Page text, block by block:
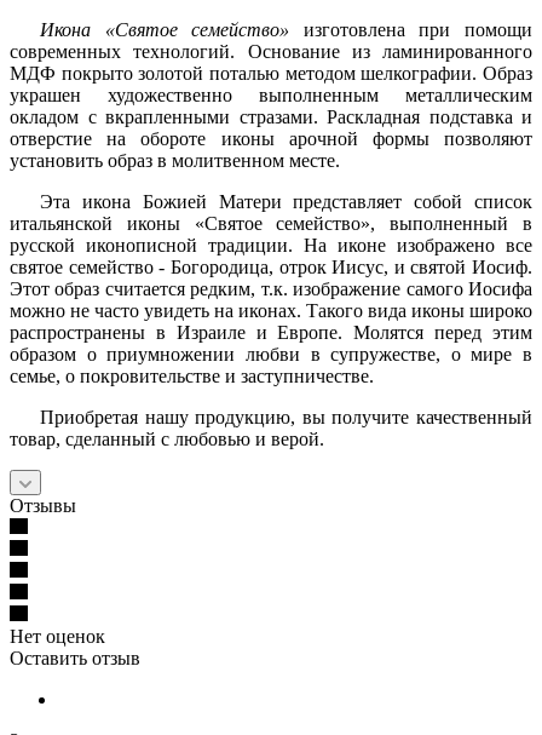
Икона «Святое семейство» изготовлена при помощи
современных технологий. Основание из ламинированного
МДФ покрыто золотой поталью методом шелкографии. Образ
украшен художественно выполненным металлическим
окладом с вкрапленными стразами. Раскладная подставка и
отверстие на обороте иконы арочной формы позволяют
установить образ в молитвенном месте.
Эта икона Божией Матери представляет собой список
итальянской иконы «Святое семейство», выполненный в
русской иконописной традиции. На иконе изображено все
святое семейство - Богородица, отрок Иисус, и святой Иосиф.
Этот образ считается редким, т.к. изображение самого Иосифа
можно не часто увидеть на иконах. Такого вида иконы широко
распространены в Израиле и Европе. Молятся перед этим
образом о приумножении любви в супружестве, о мире в
семье, о покровительстве и заступничестве.
Приобретая нашу продукцию, вы получите качественный
товар, сделанный с любовью и верой.
Отзывы
Нет оценок
Оставить отзыв